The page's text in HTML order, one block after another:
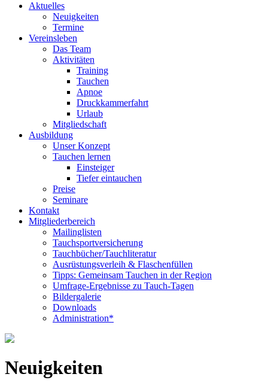
Aktuelles
Neuigkeiten
Termine
Vereinsleben
Das Team
Aktivitäten
Training
Tauchen
Apnoe
Druckkammerfahrt
Urlaub
Mitgliedschaft
Ausbildung
Unser Konzept
Tauchen lernen
Einsteiger
Tiefer eintauchen
Preise
Seminare
Kontakt
Mitgliederbereich
Mailinglisten
Tauchsportversicherung
Tauchbücher/Tauchliteratur
Ausrüstungsverleih & Flaschenfüllen
Tipps: Gemeinsam Tauchen in der Region
Umfrage-Ergebnisse zu Tauch-Tagen
Bildergalerie
Downloads
Administration*
Neuigkeiten